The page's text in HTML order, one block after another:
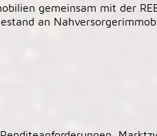
gemeinsam mit der
an